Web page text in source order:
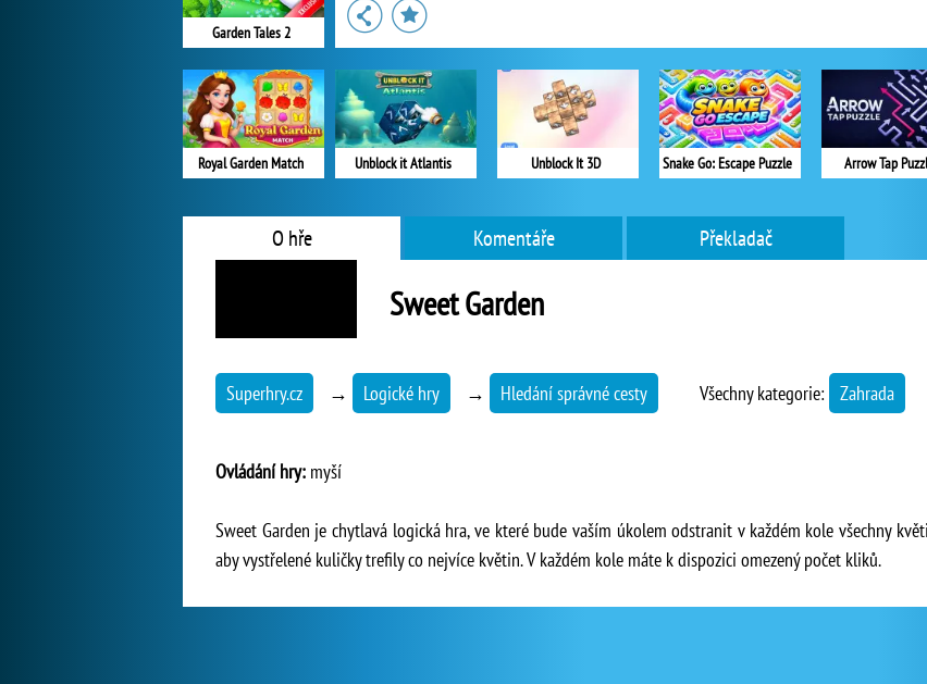
Garden Tales 2
Royal Garden Match Unblock it Atlantis Unblock It 3D Snake Go: Escape Puzzle Arrow Tap
O hře Komentáře Překladač
Sweet Garden
Superhry.cz → Logické hry → Hledání správné cesty Všechny kategorie: Zahrada
Ovládání hry: myší
Sweet Garden je chytlavá logická hra, ve které bude vaším úkolem odstranit v každém kole všechny
aby vystřelené kuličky trefily co nejvíce květin. V každém kole máte k dispozici omezený počet kliků.